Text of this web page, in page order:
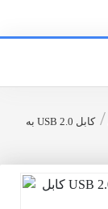
/
کابل USB 2.0 به